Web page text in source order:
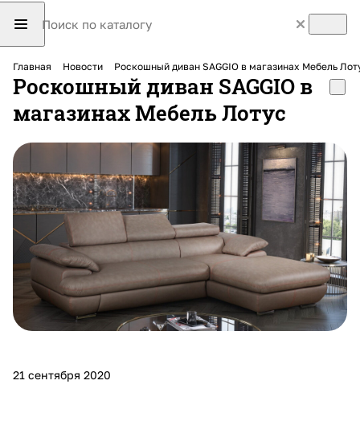
Главная Новости Роскошный диван SAGGIO в магазинах Мебель
Роскошный диван SAGGIO в
магазинах Мебель Лотус
21 сентября 2020